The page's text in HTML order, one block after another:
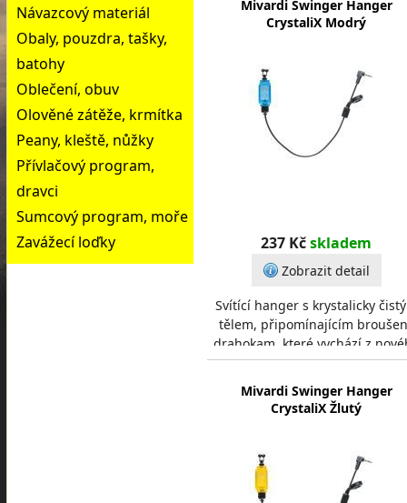
Návazcový materiál
Obaly, pouzdra, tašky,
batohy
Oblečení, obuv
Olověné zátěže, krmítka
Peany, kleště, nůžky
Přívlačový program,
dravci
Sumcový program, moře
Zavážecí loďky
Mivardi Swinger Hanger
CrystaliX Modrý
237 Kčskladem
Zobrazit detail
Svítící hanger s krystalicky
tělem, připomínajícím
drahokam, které vychází z
designového stylu značky
Díky p
Mivardi Swinger Hanger
CrystaliX Žlutý